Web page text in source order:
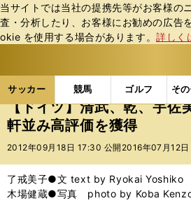
当サイトでは当社の提携先等がお客様の
査・分析したり、お客様にお勧めの広告
okie を使⽤する場合があります。詳しく
サッカー 競馬 ゴルフ そ
ス
ポ
ル
バ
サッカーの記事一覧 海外サ
【ドイツ】清武、乾、宇佐
軒並み高評価を獲得
2012年09月18日 17:30 公開 2016年07月12
了戒美子●文 text by Ryokai Yoshiko
木場健蔵●写真 photo by Koba